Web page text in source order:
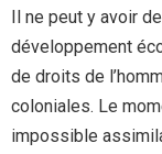
Il ne peut y avoir
développement
de droits de
coloniales. Le
impossible